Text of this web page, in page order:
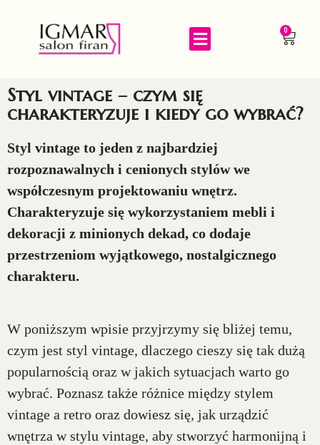
0
Styl vintage – czym się
charakteryzuje i kiedy go wybrać?
Styl vintage to jeden z najbardziej
rozpoznawalnych i cenionych stylów we
współczesnym projektowaniu wnętrz.
Charakteryzuje się wykorzystaniem mebli i
dekoracji z minionych dekad, co dodaje
przestrzeniom wyjątkowego, nostalgicznego
charakteru.
W poniższym wpisie przyjrzymy się bliżej temu,
czym jest styl vintage, dlaczego cieszy się tak dużą
popularnością oraz w jakich sytuacjach warto go
wybrać. Poznasz także różnice między stylem
vintage a retro oraz dowiesz się, jak urządzić
wnętrza w stylu vintage, aby stworzyć harmonijną i